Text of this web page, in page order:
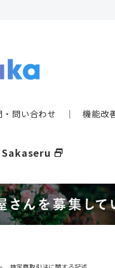
問い合わせ ｜機能改
Sakaseru select_window